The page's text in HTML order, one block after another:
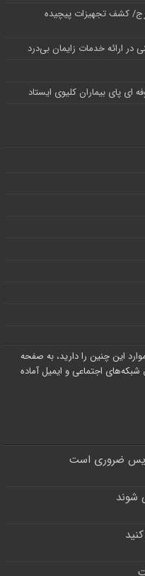
کشف تجهیزات پیچیده
ای پای بیماران کلیوی ایستاد
این چنین را دارید، به صفحه
شبکه‌های اجتماعی و ایمیل آماده
ضروری است
شوند